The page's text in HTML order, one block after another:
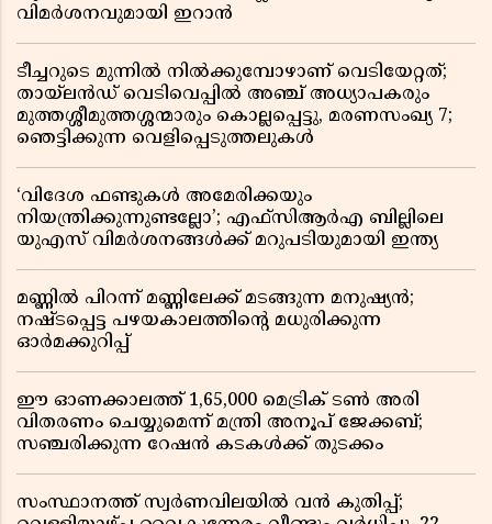
വിമർശനവുമായി ഇറാൻ
ടീച്ചറുടെ മുന്നിൽ നിൽക്കുമ്പോഴാണ് വെടിയേറ്റത്;
തായ്‌ലൻഡ് വെടിവെപ്പിൽ അഞ്ച് അധ്യാപകരും
മുത്തശ്ശീമുത്തശ്ശന്മാരും കൊല്ലപ്പെട്ടു, മരണസംഖ്യ 7;
ഞെട്ടിക്കുന്ന വെളിപ്പെടുത്തലുകൾ
‘വിദേശ ഫണ്ടുകൾ അമേരിക്കയും
നിയന്ത്രിക്കുന്നുണ്ടല്ലോ’; എഫ്സിആർഎ ബില്ലിലെ
യുഎസ് വിമർശനങ്ങൾക്ക് മറുപടിയുമായി ഇന്ത്യ
മണ്ണിൽ പിറന്ന് മണ്ണിലേക്ക് മടങ്ങുന്ന മനുഷ്യൻ;
നഷ്ടപ്പെട്ട പഴയകാലത്തിൻ്റെ മധുരിക്കുന്ന
ഓർമക്കുറിപ്പ്
ഈ ഓണക്കാലത്ത് 1,65,000 മെട്രിക് ടൺ അരി
വിതരണം ചെയ്യുമെന്ന് മന്ത്രി അനൂപ് ജേക്കബ്;
സഞ്ചരിക്കുന്ന റേഷൻ കടകൾക്ക് തുടക്കം
സംസ്ഥാനത്ത് സ്വർണവിലയിൽ വൻ കുതിപ്പ്;